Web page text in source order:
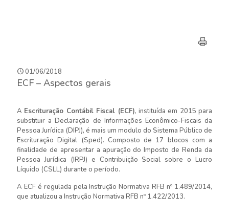
01/06/2018
ECF – Aspectos gerais
A Escrituração Contábil Fiscal (ECF), instituída em 2015 para
substituir a Declaração de Informações Econômico-Fiscais da
Pessoa Jurídica (DIPJ), é mais um modulo do Sistema Público de
Escrituração Digital (Sped). Composto de 17 blocos com a
finalidade de apresentar a apuração do Imposto de Renda da
Pessoa Jurídica (IRPJ) e Contribuição Social sobre o Lucro
Líquido (CSLL) durante o período.
A ECF é regulada pela Instrução Normativa RFB nº 1.489/2014,
que atualizou a Instrução Normativa RFB nº 1.422/2013.